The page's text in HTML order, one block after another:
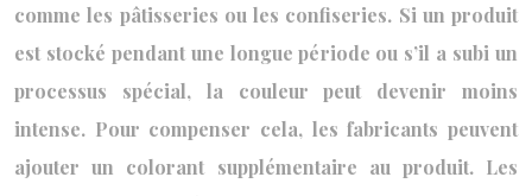
comme les pâtisseries ou les confiseries. Si un produit
est stocké pendant une longue période ou s’il a subi un
processus spécial, la couleur peut devenir moins
intense. Pour compenser cela, les fabricants peuvent
ajouter un colorant supplémentaire au produit. Les